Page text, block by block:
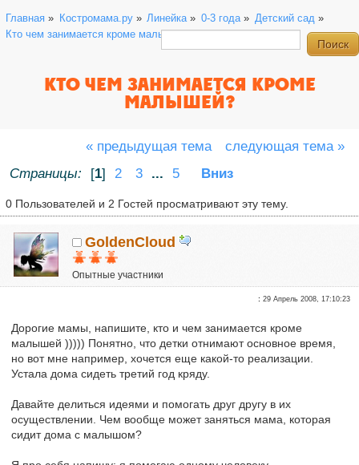
Главная » Костромама.ру» Линейка » 0-3 года» Детский сад »
Кто чем занимается кроме малышей?
КТО ЧЕМ ЗАНИМАЕТСЯ КРОМЕ
МАЛЫШЕЙ?
« предыдущая тема
следующая тема »
Страницы:
[1] 2 3 ... 5 Вниз
0 Пользователей и 2 Гостей просматривают эту тему.
GoldenCloud
Опытные участники
:29 Апрель 2008, 17:10:23
Дорогие мамы, напишите, кто и чем занимается кроме
малышей ))))) Понятно, что детки отнимают основное время,
но вот мне например, хочется еще какой-то реализации.
Устала дома сидеть третий год кряду.
Давайте делиться идеями и помогать друг другу в их
осуществлении. Чем вообще может заняться мама, которая
сидит дома с малышом?